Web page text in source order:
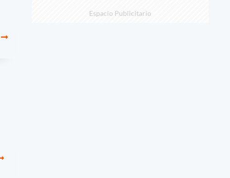
Espacio Publicitario